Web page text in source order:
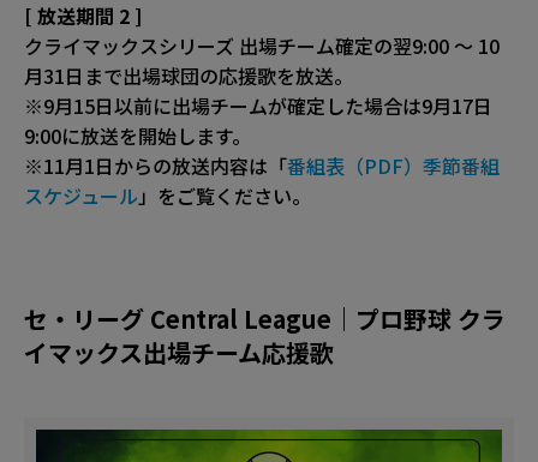
[ 放送期間 2 ]
クライマックスシリーズ 出場チーム確定の翌9:00 ～ 10
月31日まで出場球団の応援歌を放送。
※9月15日以前に出場チームが確定した場合は9月17日
9:00に放送を開始します。
※11月1日からの放送内容は「番組表（PDF）季節番組
スケジュール」をご覧ください。
セ・リーグ Central League｜プロ野球 クラ
イマックス出場チーム応援歌